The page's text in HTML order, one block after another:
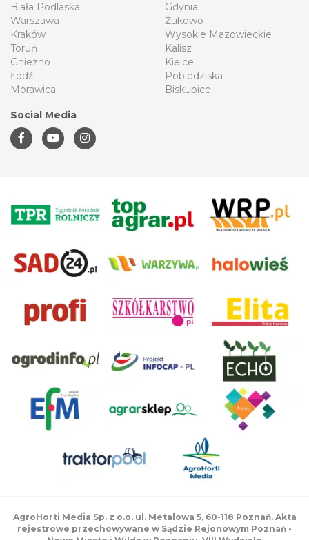
Biała Podlaska
Warszawa
Kraków
Toruń
Gniezno
Łódź
Morawica
Gdynia
Żukowo
Wysokie Mazowieckie
Kalisz
Kielce
Pobiedziska
Biskupice
Social Media
AgroHorti Media Sp. z o.o. ul. Metalowa 5, 60-118 Poznań. Akta
rejestrowe przechowywane w Sądzie Rejonowym Poznań -